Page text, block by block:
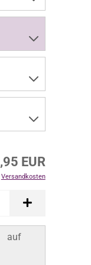
Versandkosten